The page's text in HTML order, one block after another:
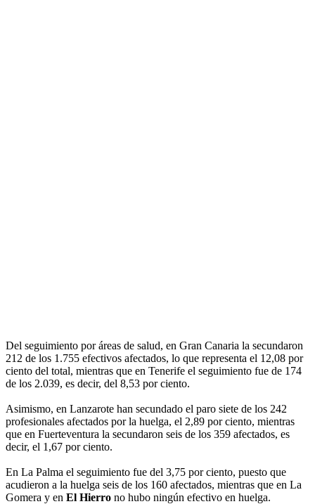
Del seguimiento por áreas de salud, en Gran Canaria la secundaron
212 de los 1.755 efectivos afectados, lo que representa el 12,08 por
ciento del total, mientras que en Tenerife el seguimiento fue de 174
de los 2.039, es decir, del 8,53 por ciento.
Asimismo, en Lanzarote han secundado el paro siete de los 242
profesionales afectados por la huelga, el 2,89 por ciento, mientras
que en Fuerteventura la secundaron seis de los 359 afectados, es
decir, el 1,67 por ciento.
En La Palma el seguimiento fue del 3,75 por ciento, puesto que
acudieron a la huelga seis de los 160 afectados, mientras que en La
Gomera y en El Hierro no hubo ningún efectivo en huelga.